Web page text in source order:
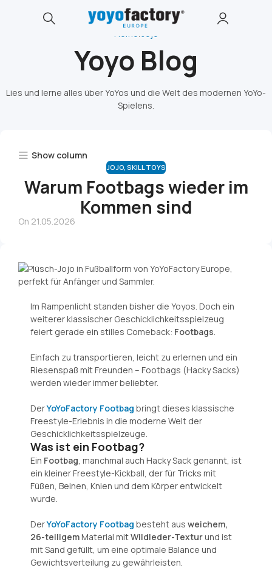
Home Jojo
Yoyo Blog
Lies und lerne alles über YoYos und die Welt des modernen YoYo-
Spielens.
Show column
JOJO, SKILL TOYS
Warum Footbags wieder im
Kommen sind
On 21.05.2026
Im Rampenlicht standen bisher die Yoyos. Doch ein
weiterer klassischer Geschicklichkeitsspielzeug
feiert gerade ein stilles Comeback: Footbags.
Einfach zu transportieren, leicht zu erlernen und ein
Riesenspaß mit Freunden – Footbags (Hacky Sacks)
werden wieder immer beliebter.
DerYoYoFactory Footbag bringt dieses klassische
Freestyle-Erlebnis in die moderne Welt der
Geschicklichkeitsspielzeuge.
Was ist ein Footbag?
Ein Footbag, manchmal auch Hacky Sack genannt, ist
ein kleiner Freestyle-Kickball, der für Tricks mit
Füßen, Beinen, Knien und dem Körper entwickelt
wurde.
DerYoYoFactory Footbag besteht aus weichem,
26-teiligemMaterial mitWildleder-Texturund ist
mit Sand gefüllt, um eine optimale Balance und
Gewichtsverteilung zu gewährleisten.